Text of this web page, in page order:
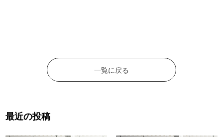
一覧に戻る
最近の投稿